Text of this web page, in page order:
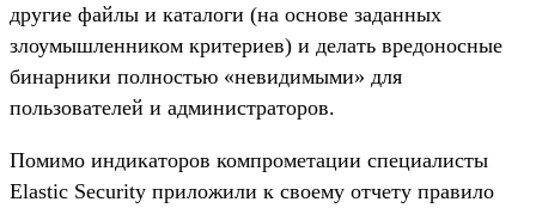
другие файлы и каталоги (на основе заданных
злоумышленником критериев) и делать вредоносные
бинарники полностью «невидимыми» для
пользователей и администраторов.
Помимо индикаторов компрометации специалисты
Elastic Security приложили к своему отчету правило